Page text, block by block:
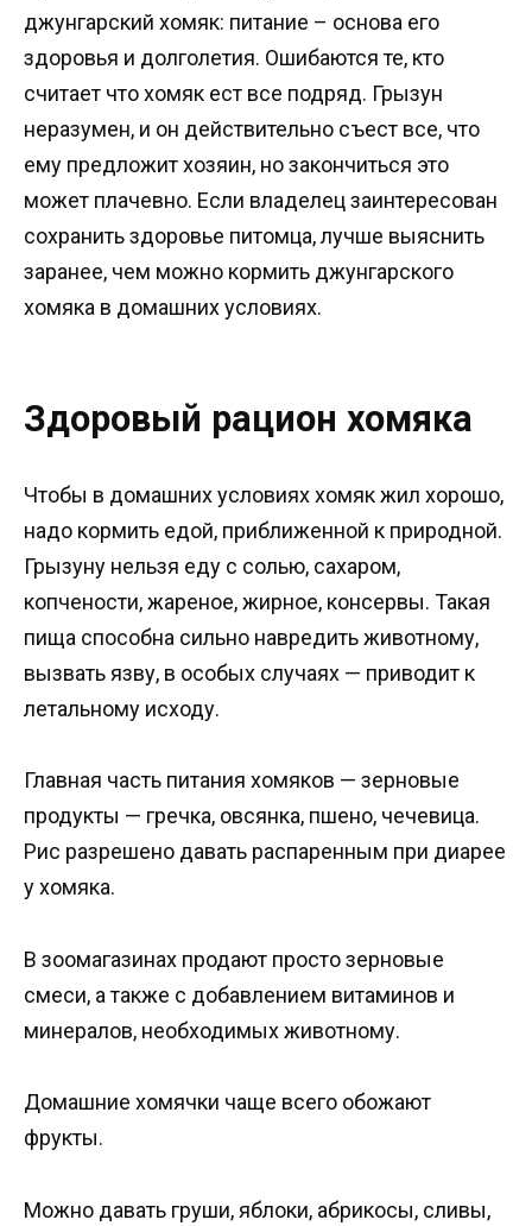
джунгарский хомяк: питание – основа его
здоровья и долголетия. Ошибаются те, кто
считает что хомяк ест все подряд. Грызун
неразумен, и он действительно съест все, что
ему предложит хозяин, но закончиться это
может плачевно. Если владелец заинтересован
сохранить здоровье питомца, лучше выяснить
заранее, чем можно кормить джунгарского
хомяка в домашних условиях.
Здоровый рацион хомяка
Чтобы в домашних условиях хомяк жил хорошо,
надо кормить едой, приближенной к природной.
Грызуну нельзя еду с солью, сахаром,
копчености, жареное, жирное, консервы. Такая
пища способна сильно навредить животному,
вызвать язву, в особых случаях — приводит к
летальному исходу.
Главная часть питания хомяков — зерновые
продукты — гречка, овсянка, пшено, чечевица.
Рис разрешено давать распаренным при диарее
у хомяка.
В зоомагазинах продают просто зерновые
смеси, а также с добавлением витаминов и
минералов, необходимых животному.
Домашние хомячки чаще всего обожают
фрукты.
Можно давать груши, яблоки, абрикосы, сливы,